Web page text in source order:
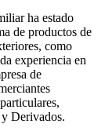
ha estado
de productos de
como
experiencia en
de
Derivados.